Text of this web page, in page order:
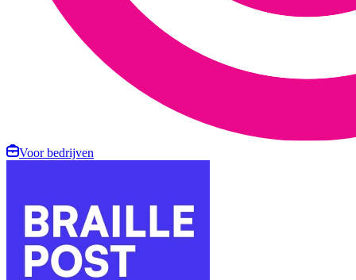
Voor bedrijven